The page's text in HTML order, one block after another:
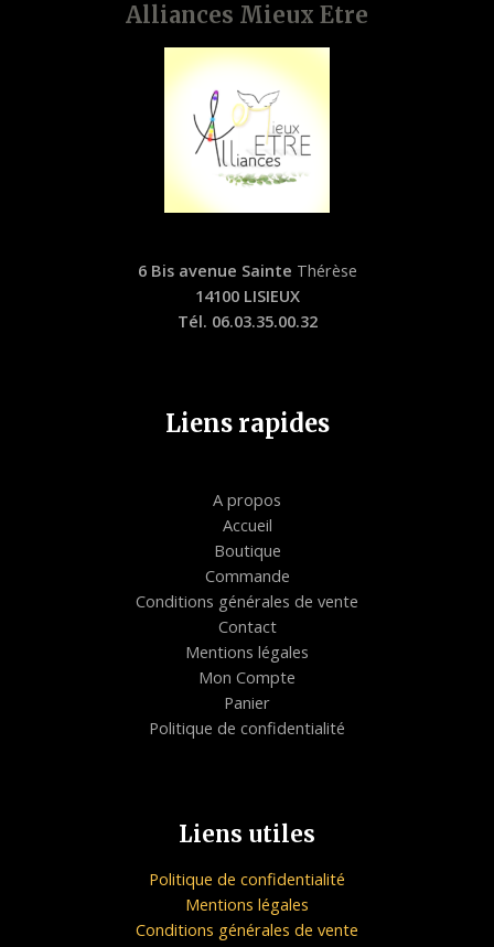
Alliances Mieux Etre
6 Bis avenue Sainte Thérèse
14100 LISIEUX
Tél. 06.03.35.00.32
Liens rapides
A propos
Accueil
Boutique
Commande
Conditions générales de vente
Contact
Mentions légales
Mon Compte
Panier
Politique de confidentialité
Liens utiles
Politique de confidentialité
Mentions légales
Conditions générales de vente